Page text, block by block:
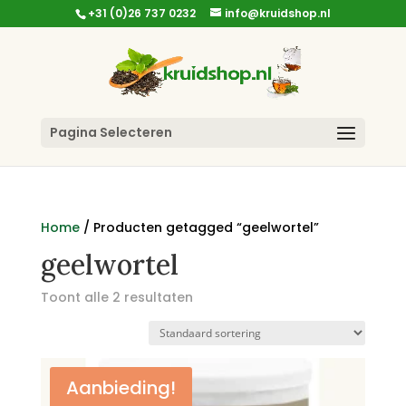
+31 (0)26 737 0232 info@kruidshop.nl
Pagina Selecteren
Home/ Producten getagged “geelwortel”
geelwortel
Toont alle 2 resultaten
Aanbieding!